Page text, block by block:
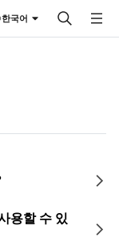
한국어
용할 수 있